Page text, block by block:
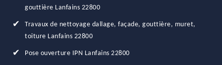
gouttière Lanfains 22800
Travaux de nettoyage dallage, façade, gouttière, muret,
toiture Lanfains 22800
Pose ouverture IPN Lanfains 22800